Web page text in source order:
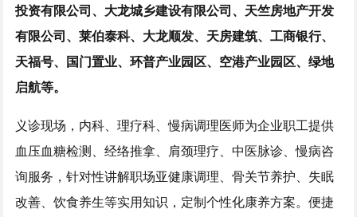
投资有限公司、大龙城乡建设有限公司、天竺房地产开发
有限公司、莱伯泰科、大龙顺发、天房建筑、工商银行、
天福号、国门置业、环普产业园区、空港产业园区、绿地
启航等。
义诊现场，内科、理疗科、慢病调理医师为企业职工提供
血压血糖检测、经络推拿、肩颈理疗、中医脉诊、慢病咨
询服务，针对性讲解职场亚健康调理、骨关节养护、失眠
改善、饮食养生等实用知识，定制个性化康养方案。便捷